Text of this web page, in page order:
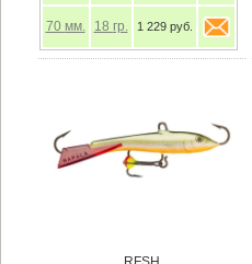
70 мм. 18 гр. 1 229 руб.